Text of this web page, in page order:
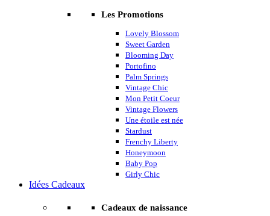
Les Promotions
Lovely Blossom
Sweet Garden
Blooming Day
Portofino
Palm Springs
Vintage Chic
Mon Petit Coeur
Vintage Flowers
Une étoile est née
Stardust
Frenchy Liberty
Honeymoon
Baby Pop
Girly Chic
Idées Cadeaux
Cadeaux de naissance